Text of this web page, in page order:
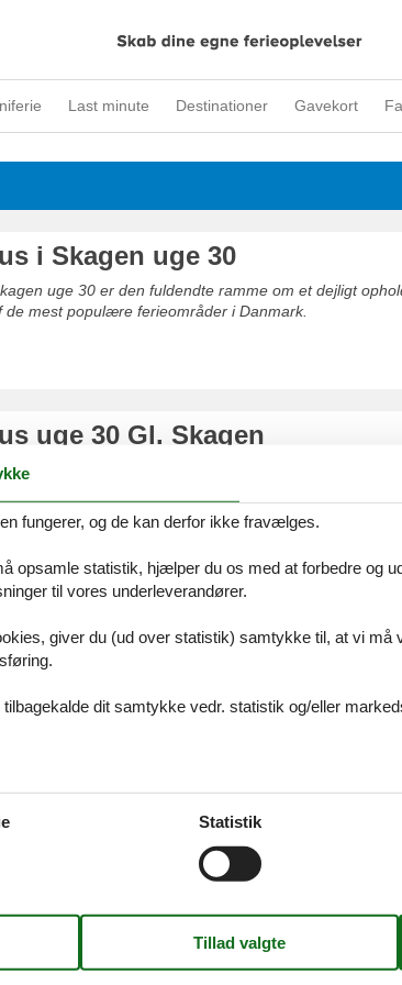
Last minute Destinationer Gavekort
i Skagen uge 30
uge 30 er den fuldendte ramme om et dejligt
de mest populære ferieområder i Danmark.
uge 30 Gl. Skagen
30 Gl. Skagen er den fuldendte ramme om et
på alle måder en ferie på toppen af det hele. Se
må gå glip af.
i Skagen
fungerer, og de kan derfor ikke fravælges.
opsamle statistik, hjælper du os med at forbedre og
til vores underleverandører.
giver du (ud over statistik) samtykke til, at vi må
dit samtykke vedr. statistik og/eller
Statistik